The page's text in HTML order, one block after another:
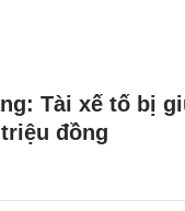
Tài xế tố bị
đồng